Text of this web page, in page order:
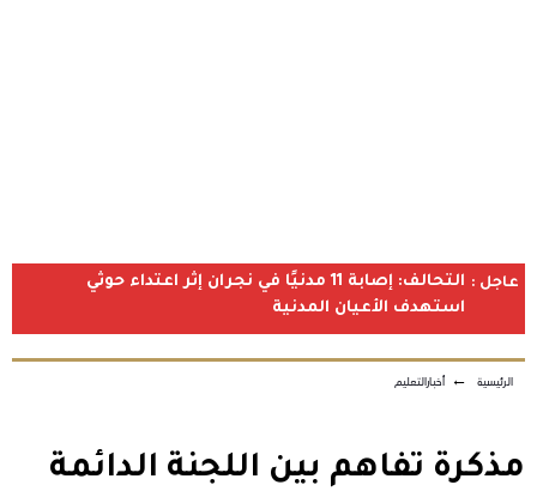
عاجل :
التحالف: إصابة 11 مدنيًا في نجران إثر اعتداء حوثي
استهدف الأعيان المدنية
الرئيسية ← أخبارالتعليم
مذكرة تفاهم بين اللجنة الدائمة